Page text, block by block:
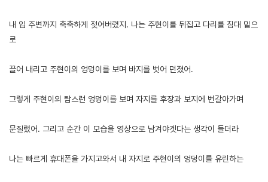
내 입 주변까지 축축하게 젖어버렸지. 나는 주현이를 뒤집고 다리를 침대 밑으
로
끌어 내리고 주현이의 엉덩이를 보며 바지를 벗어 던졌어.
그렇게 주현이의 탐스런 엉덩이를 보며 자지를 후장과 보지에 번갈아가며
문질렀어. 그리고 순간 이 모습을 영상으로 남겨야겟다는 생각이 들더라
나는 빠르게 휴대폰을 가지고와서 내 자지로 주현이의 엉덩이를 유린하는